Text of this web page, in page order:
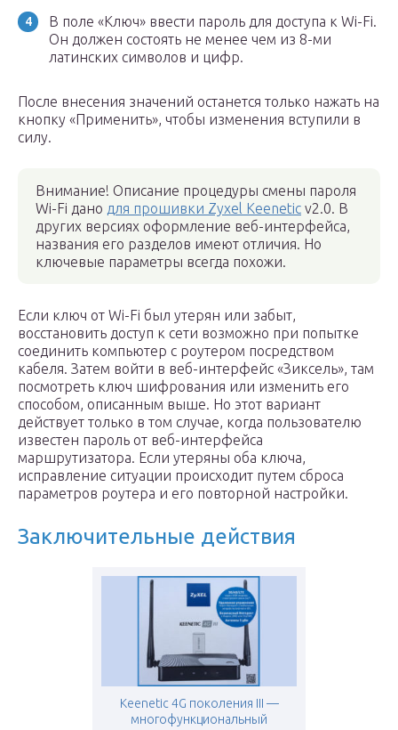
В поле «Ключ» ввести пароль для доступа к Wi-Fi.
Он должен состоять не менее чем из 8-ми
латинских символов и цифр.
После внесения значений останется только нажать на
кнопку «Применить», чтобы изменения вступили в
силу.
Внимание! Описание процедуры смены пароля
Wi-Fi дано для прошивки Zyxel Keenetic v2.0. В
других версиях оформление веб-интерфейса,
названия его разделов имеют отличия. Но
ключевые параметры всегда похожи.
Если ключ от Wi-Fi был утерян или забыт,
восстановить доступ к сети возможно при попытке
соединить компьютер с роутером посредством
кабеля. Затем войти в веб-интерфейс «Зиксель», там
посмотреть ключ шифрования или изменить его
способом, описанным выше. Но этот вариант
действует только в том случае, когда пользователю
известен пароль от веб-интерфейса
маршрутизатора. Если утеряны оба ключа,
исправление ситуации происходит путем сброса
параметров роутера и его повторной настройки.
Заключительные действия
Keenetic 4G поколения III —
многофункциональный